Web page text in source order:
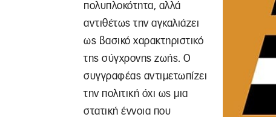
πολυπλοκότητα, αλλά
αντιθέτως την αγκαλιάζει
ως βασικό χαρακτηριστικό
της σύγχρονης ζωής. Ο
συγγραφέας αντιμετωπίζει
την πολιτική όχι ως μια
στατική έννοια που